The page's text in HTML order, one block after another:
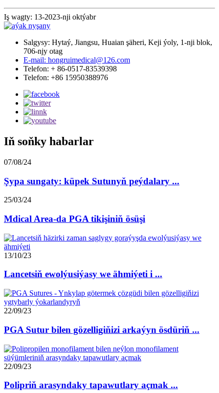
Iş wagty: 13-2023-nji oktýabr
Salgysy: Hytaý, Jiangsu, Huaian şäheri, Keji ýoly, 1-nji blok,
706-njy otag
E-mail: hongruimedical@126.com
Telefon: + 86-0517-83539398
Telefon: +86 15950388976
Iň soňky habarlar
07/08/24
Şypa sungaty: küpek Sutunyň peýdalary ...
25/03/24
Mdical Area-da PGA tikişiniň ösüşi
13/10/23
Lancetsiň ewolýusiýasy we ähmiýeti i ...
22/09/23
PGA Sutur bilen gözelligiňizi arkaýyn ösdüriň ...
22/09/23
Polipriň arasyndaky tapawutlary açmak ...